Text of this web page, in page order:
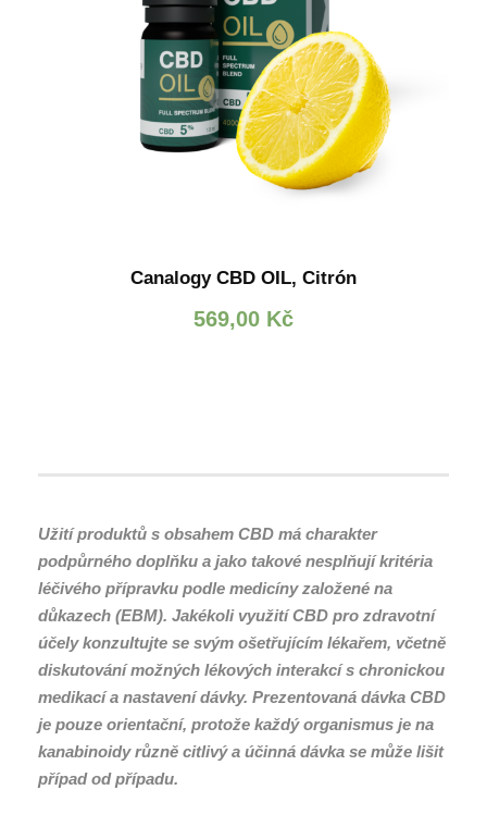
Canalogy CBD OIL, Citrón
569,00 Kč
Užití produktů s obsahem CBD má charakter
podpůrného doplňku a jako takové nesplňují kritéria
léčivého přípravku podle medicíny založené na
důkazech (EBM). Jakékoli využití CBD pro zdravotní
účely konzultujte se svým ošetřujícím lékařem, včetně
diskutování možných lékových interakcí s chronickou
medikací a nastavení dávky. Prezentovaná dávka CBD
je pouze orientační, protože každý organismus je na
kanabinoidy různě citlivý a účinná dávka se může lišit
případ od případu.